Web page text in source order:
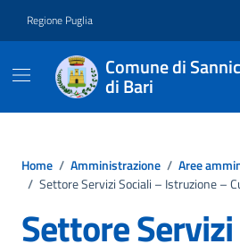
Regione Puglia
Comune di
di Bari
Home / Amministrazione / Aree
/ Settore Servizi Sociali – Istruzione –
Settore